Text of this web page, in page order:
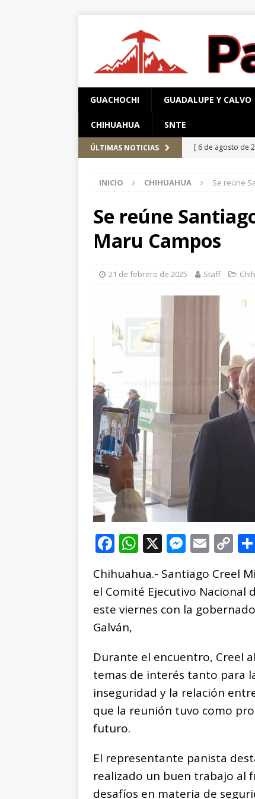
GUACHOCHI GUADALUPE Y CALVO
CHIHUAHUA SNTE
ÚLTIMAS NOTICIAS [ 6 de agosto de
[ 5 de agosto de
Aldama y Fuerza
[ 5 de agosto de
PARRAL
[ 6 de agosto de
y pretextos
INICIO CHIHUAHUA Se reúne
Se reúne
Maru Campos
21 de febrero de 2025 Staff
F
c
e
b
o
o
k
W
at
s
A
p
X M
ss
e
n
e
r
E
ai
l
C
p
y
Li
k
Chihuahua.- Santiago Creel
el Comité Ejecutivo Nacional
este viernes con la
Galván,
Durante el encuentro, Creel
temas de interés tanto para
inseguridad y la relación
que la reunión tuvo como
futuro.
El representante panista
realizado un buen trabajo al
desafíos en materia de